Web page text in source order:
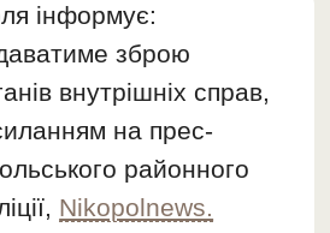
інформує:
зброю
внутрішніх справ,
на прес-
районного
Nikopolnews.